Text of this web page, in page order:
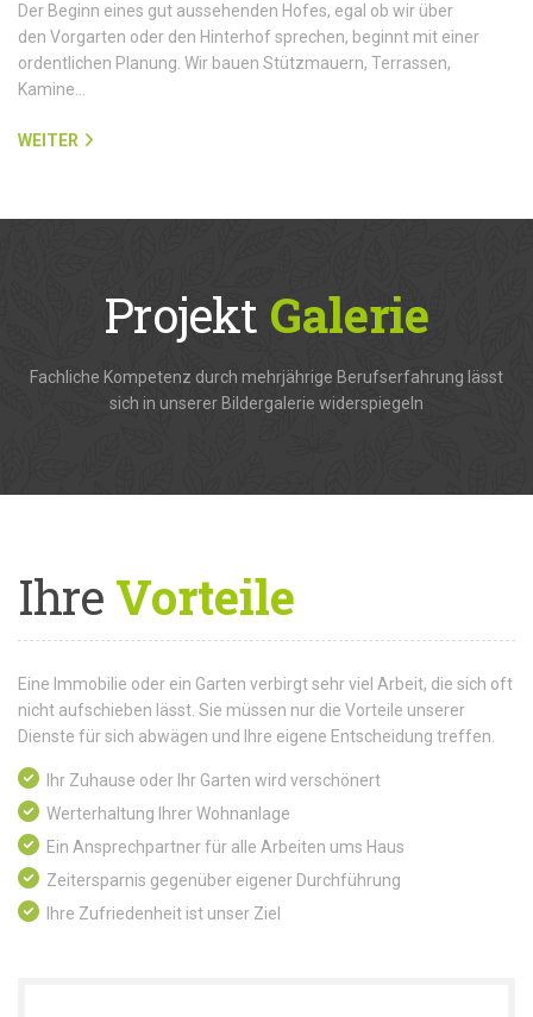
Der Beginn eines gut aussehenden Hofes, egal ob wir über
den Vorgarten oder den Hinterhof sprechen, beginnt mit einer
ordentlichen Planung. Wir bauen Stützmauern, Terrassen,
Kamine…
WEITER
Projekt Galerie
Fachliche Kompetenz durch mehrjährige Berufserfahrung lässt
sich in unserer Bildergalerie widerspiegeln
IhreVorteile
Eine Immobilie oder ein Garten verbirgt sehr viel Arbeit, die sich oft
nicht aufschieben lässt. Sie müssen nur die Vorteile unserer
Dienste für sich abwägen und Ihre eigene Entscheidung treffen.
Ihr Zuhause oder Ihr Garten wird verschönert
Werterhaltung Ihrer Wohnanlage
Ein Ansprechpartner für alle Arbeiten ums Haus
Zeitersparnis gegenüber eigener Durchführung
Ihre Zufriedenheit ist unser Ziel